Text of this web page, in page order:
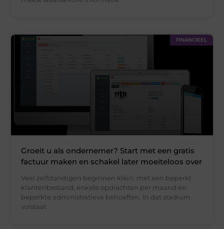
FINANCIEEL
Groeit u als ondernemer? Start met een gratis
factuur maken en schakel later moeiteloos over
Veel zelfstandigen beginnen klein: met een beperkt
klantenbestand, enkele opdrachten per maand en
beperkte administratieve behoeften. In dat stadium
volstaat